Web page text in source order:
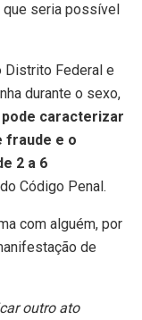
seria possível
Distrito Federal e
durante o sexo,
pode caracterizar
fraude e o
2 a 6
Código Penal.
com alguém, por
de
outro ato